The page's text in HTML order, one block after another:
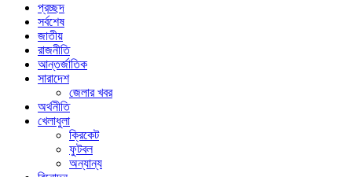
প্রচ্ছদ
সর্বশেষ
জাতীয়
রাজনীতি
আন্তর্জাতিক
সারাদেশ
জেলার খবর
অর্থনীতি
খেলাধুলা
ক্রিকেট
ফুটবল
অন্যান্য